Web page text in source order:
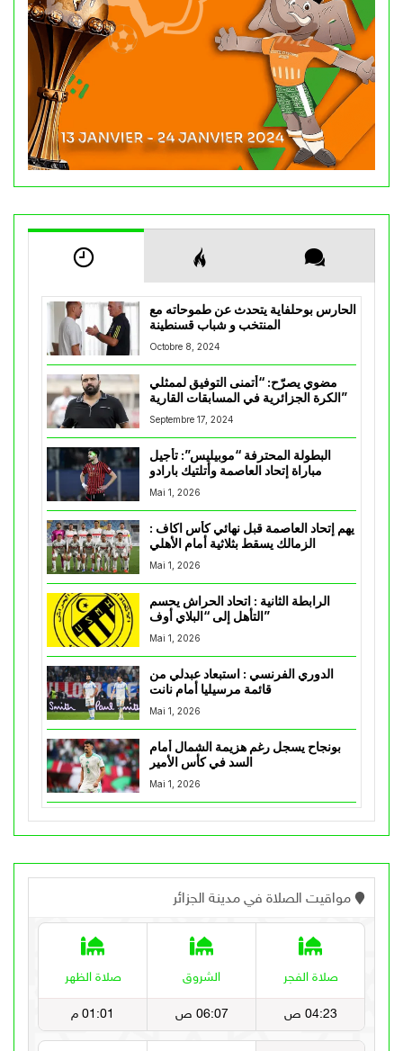
الحارس بوحلفاية يتحدث عن طموحاته مع
المنتخب و شباب قسنطينة
Octobre 8, 2024
مضوي يصرّح: “أتمنى التوفيق لممثلي
الكرة الجزائرية في المسابقات القارية”
Septembre 17, 2024
البطولة المحترفة “موبيليس”: تأجيل
مباراة إتحاد العاصمة وأتلتيك بارادو
Mai 1, 2026
يهم إتحاد العاصمة قبل نهائي كأس اكاف :
Mai 1, 2026
الرابطة الثانية : اتحاد الحراش يحسم
التأهل إلى “البلاي أوف”
Mai 1, 2026
الدوري الفرنسي : استبعاد عبدلي من
قائمة مرسيليا أمام نانت
Mai 1, 2026
بونجاح يسجل رغم هزيمة الشمال أمام
السد في كأس الأمير
Mai 1, 2026